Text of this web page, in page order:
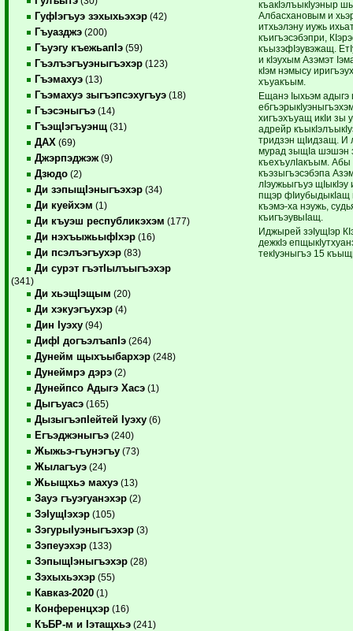
ГуфIэгъуэ зэхыхьэхэр (42)
Гъуазджэ (200)
Гъуэгу къежьапIэ (59)
Гъэлъэгъуэныгъэхэр (123)
Гъэмахуэ (13)
Гъэмахуэ зыгъэпсэхугъуэ (18)
Гъэсэныгъэ (14)
ГъэщIэгъуэнщ (31)
ДАХ (69)
Джэрпэджэж (9)
Дзюдо (2)
Ди зэпыщIэныгъэхэр (34)
Ди куейхэм (1)
Ди къуэш республикэхэм (177)
Ди нэхъыжьыфIхэр (16)
Ди псэлъэгъухэр (83)
Ди сурэт гъэтIылъыгъэхэр
(341)
Ди хьэщIэщым (20)
Ди хэкуэгъухэр (4)
Дин Iуэху (94)
ДифI догъэлъапIэ (264)
Дунейм щыхъыбархэр (248)
Дунеймрэ дэрэ (2)
Дунейпсо Адыгэ Хасэ (1)
Дыгъуасэ (165)
ДызыгъэпIейтей Iуэху (6)
Егъэджэныгъэ (240)
Жыжьэ-гъунэгъу (73)
Жылагъуэ (24)
Жьыщхьэ махуэ (13)
Зауэ гъуэгуанэхэр (2)
ЗэIущIэхэр (105)
ЗэгурыIуэныгъэхэр (3)
Зэпеуэхэр (133)
ЗэпыщIэныгъэхэр (28)
Зэхыхьэхэр (55)
Кавказ-2020 (1)
Конференцхэр (16)
КъБР-м и Iэтащхьэ (241)
къакIэлъыкIуэныр
Албасхановым и
итхьэлэну иужь
къигъэсэбэпри,
къызэфIэувэжащ.
и кIэухым Азэмэт
кIэм нэмысу
хъуакъым.
Ещанэ Iыхьэм адыгэ
хигъэхъуащ икIи зы
адрейр
тридзэн щIидзащ. И
мурад зыщIа шэшэн
къехъулIакъым.
къэзыгъэсэбэпа
лIэужьыгъуэ щIыкIэу
пщэр фIиубыдыкIащ
къэмэ-ха нэужь,
къигъэувыIащ.
Иджырей зэIущIэр
дежкIэ
текIуэныгъэ 15